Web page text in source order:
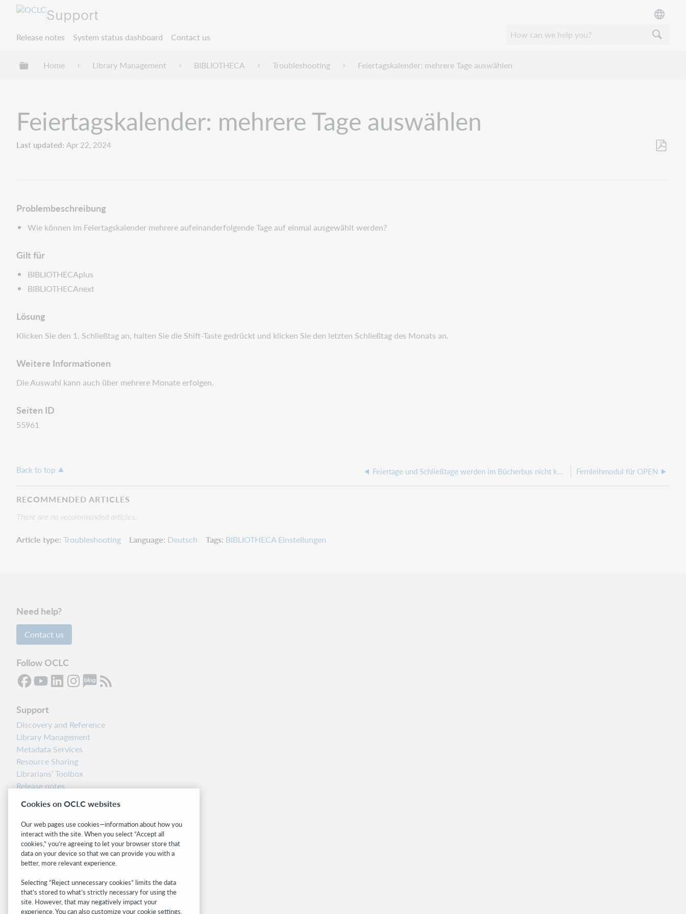
Support
Release notes System status dashboard Contact us
Expand/collapse global hierarchy
Home Library Management BIBLIOTHECA Troubleshooting Feiertagskalender: mehrere Tage auswählen
Feiertagskalender: mehrere Tage auswählen
Last updated Apr 22, 2024
Problembeschreibung
Wie können im Feiertagskalender mehrere aufeinanderfolgende Tage auf einmal ausgewählt werden?
Gilt für
BIBLIOTHECAplus
BIBLIOTHECAnext
Lösung
Klicken Sie den 1. Schließtag an, halten Sie die Shift-Taste gedrückt und klicken Sie den letzten Schließtag des Monats an.
Weitere Informationen
Die Auswahl kann auch über mehrere Monate erfolgen.
Seiten ID
55961
Back to top Feiertage und Schließtage werden im Bücherbus nicht korrekt berechnet Fernleihmodul für OPEN
RECOMMENDED ARTICLES
There are no recommended articles.
Article type Troubleshooting Language Deutsch Tags BIBLIOTHECA Einstellungen
Need help?
Contact us
Follow OCLC
Support
Discovery and Reference
Library Management
Metadata Services
Resource Sharing
Librarians’ Toolbox
Release notes
Related sites
OCLC.org
BibFormats
Community
WebJunction
Developer Network
Cookies on OCLC websites
Our web pages use cookies—information about how you
interact with the site. When you select “Accept all
cookies,” you’re agreeing to let your browser store that
data on your device so that we can provide you with a
better, more relevant experience.
Selecting “Reject unnecessary cookies” limits the data
that’s stored to what’s strictly necessary for using the
site. However, that may negatively impact your
experience. You can also customize your cookie settings.